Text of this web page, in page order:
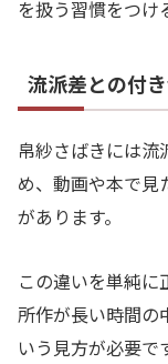
を扱う習慣をつけ
流派差との付
帛紗さばきには
め、動画や本で見
があります。
この違いを単純
所作が長い時間の
いう見方が必要で